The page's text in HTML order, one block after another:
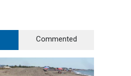
Commented